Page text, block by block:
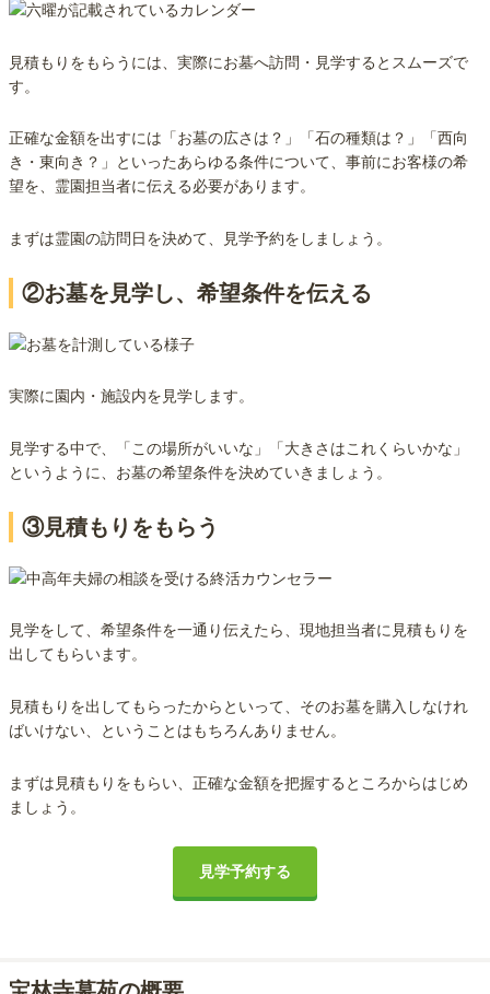
見積もりをもらうには、実際にお墓へ訪問・見学するとスムーズで
す。
正確な金額を出すには「お墓の広さは？」「石の種類は？」「西向
き・東向き？」といったあらゆる条件について、事前にお客様の希
望を、霊園担当者に伝える必要があります。
まずは霊園の訪問日を決めて、見学予約をしましょう。
②お墓を見学し、希望条件を伝える
実際に園内・施設内を見学します。
見学する中で、「この場所がいいな」「大きさはこれくらいかな」
というように、お墓の希望条件を決めていきましょう。
③見積もりをもらう
見学をして、希望条件を一通り伝えたら、現地担当者に見積もりを
出してもらいます。
見積もりを出してもらったからといって、そのお墓を購入しなけれ
ばいけない、ということはもちろんありません。
まずは見積もりをもらい、正確な金額を把握するところからはじめ
ましょう。
見学予約する